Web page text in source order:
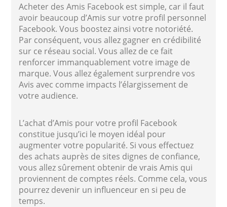
Acheter des Amis Facebook est simple, car il faut
avoir beaucoup d’Amis sur votre profil personnel
Facebook. Vous boostez ainsi votre notoriété.
Par conséquent, vous allez gagner en crédibilité
sur ce réseau social. Vous allez de ce fait
renforcer immanquablement votre image de
marque. Vous allez également surprendre vos
Avis avec comme impacts l’élargissement de
votre audience.
L’achat d’Amis pour votre profil Facebook
constitue jusqu’ici le moyen idéal pour
augmenter votre popularité. Si vous effectuez
des achats auprès de sites dignes de confiance,
vous allez sûrement obtenir de vrais Amis qui
proviennent de comptes réels. Comme cela, vous
pourrez devenir un influenceur en si peu de
temps.